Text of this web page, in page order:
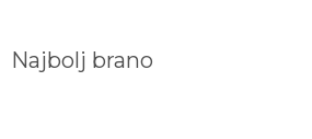
Najbolj brano